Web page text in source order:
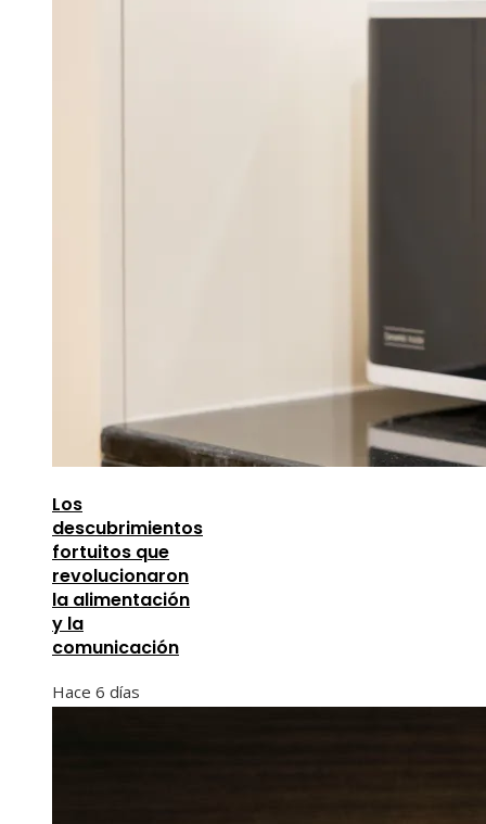
Los
descubrimientos
fortuitos que
revolucionaron
la alimentación
y la
comunicación
Hace 6 días